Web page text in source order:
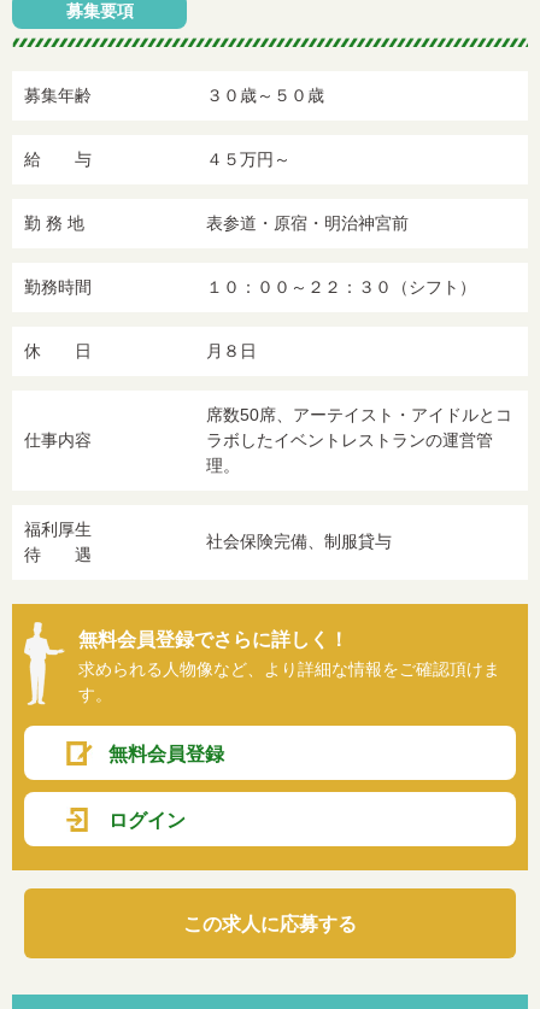
募集要項
募集年齢 ３０歳～５０歳
給 与 ４５万円～
勤 務 地 表参道・原宿・明治神宮前
勤務時間 １０：００～２２：３０（シフト）
休 日 月８日
仕事内容
席数50席、アーテイスト・アイドルとコ
ラボしたイベントレストランの運営管
理。
福利厚生
待 遇
社会保険完備、制服貸与
無料会員登録でさらに詳しく！
求められる人物像など、より詳細な情報をご確認頂けま
す。
無料会員登録
ログイン
この求人に応募する